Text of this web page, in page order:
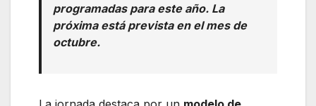
programadas para este año. La
próxima está prevista en el mes de
octubre.